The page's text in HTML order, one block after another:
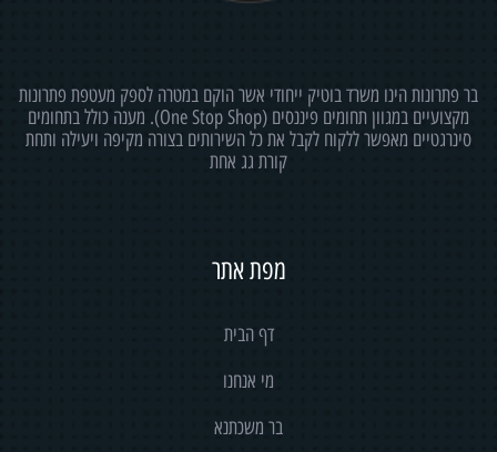
בר פתרונות הינו משרד בוטיק ייחודי אשר הוקם במטרה לספק מעטפת פתרונות
מקצועיים במגוון תחומים פיננסים (One Stop Shop). מענה כולל בתחומים
סינרגטיים מאפשר ללקוח לקבל את כל השירותים בצורה מקיפה ויעילה ותחת
קורת גג אחת
מפת אתר
דף הבית
מי אנחנו
בר משכתנא